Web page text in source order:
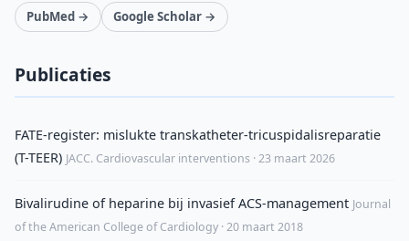
PubMed → Google Scholar →
Publicaties
FATE-register: mislukte transkatheter-tricuspidalisreparatie
(T-TEER) JACC. Cardiovascular interventions · 23 maart 2026
Bivalirudine of heparine bij invasief ACS-management Journal
of the American College of Cardiology · 20 maart 2018